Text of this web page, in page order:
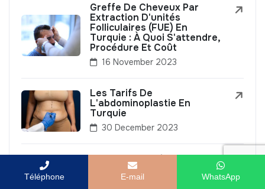
Greffe De Cheveux Par
Extraction D'unités
Folliculaires (FUE) En
Turquie : À Quoi S'attendre,
Procédure Et Coût
16 November 2023
Les Tarifs De
L'abdominoplastie En
Turquie
30 December 2023
Top 10 Des Traitements
Esthétiques Non Invasifs À
Essayer
Téléphone E-mail WhatsApp